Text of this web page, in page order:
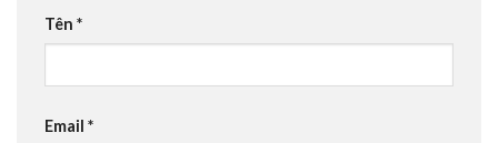
Tên *
Email *